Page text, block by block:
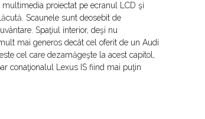
proiectat pe ecranul LCD şi
Scaunele sunt deosebit de
Spaţiul interior, deşi nu
mai generos decât cel oferit de un Audi
cel care dezamăgeşte la acest capitol,
conaţionalul Lexus IS fiind mai puţin